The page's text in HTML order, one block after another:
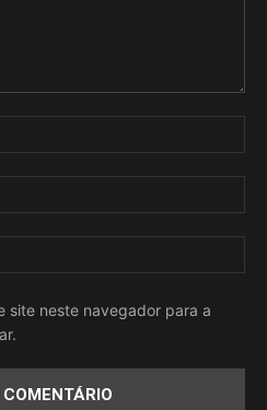
site neste navegador para a